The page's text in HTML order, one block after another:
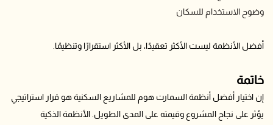
وضوح الاستخدام للسكان
أفضل الأنظمة ليست الأكثر تعقيدًا، بل الأكثر استقرارًا وتنظيمًا.
خاتمة
إن اختيار أفضل أنظمة السمارت هوم للمشاريع السكنية هو قرار استراتيجي
يؤثر على نجاح المشروع وقيمته على المدى الطويل. الأنظمة الذكية